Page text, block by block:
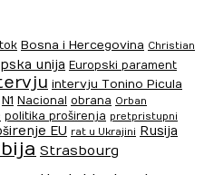
Bosna i Hercegovina Christian
unija Europski parament
intervju Tonino Picula
N1 Nacional obrana Orban
politika proširenja pretpristupni
EU rat u Ukrajini Rusija
Strasbourg